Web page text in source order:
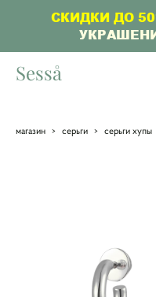
СКИДКИ ДО
Sesså
магазин > серьги > серьги хупы